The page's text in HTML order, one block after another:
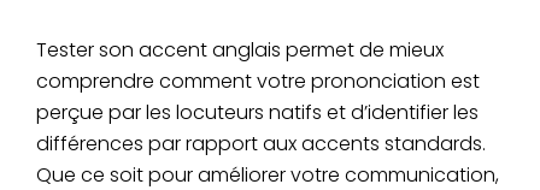
Tester son accent anglais permet de mieux
comprendre comment votre prononciation est
perçue par les locuteurs natifs et d’identifier les
différences par rapport aux accents standards.
Que ce soit pour améliorer votre communication,